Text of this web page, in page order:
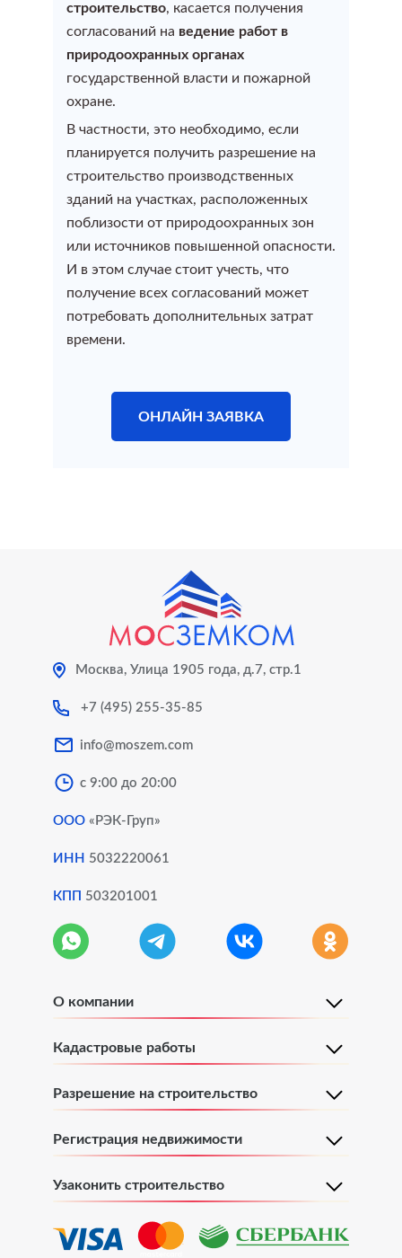
Постановка на кадастровый учет дома
Поэтажный план и экспликация объекта
Поэтажный план и экспликация квартиры
Поэтажный план и экспликация объекта
Поэтажный план и экспликация помещения
строительство, касается получения
согласований на ведение работ в
природоохранных органах
государственной власти и пожарной
охране.
В частности, это необходимо, если
планируется получить разрешение на
строительство производственных
зданий на участках, расположенных
поблизости от природоохранных зон
или источников повышенной опасности.
И в этом случае стоит учесть, что
получение всех согласований может
потребовать дополнительных затрат
времени.
ОНЛАЙН ЗАЯВКА
Москва, Улица 1905 года, д.7, стр.1
+7 (495) 255-35-85
info@moszem.com
с 9:00 до 20:00
ООО «РЭК-Груп»
ИНН 5032220061
КПП 503201001
О компании
Кадастровые работы
Разрешение на строительство
Регистрация недвижимости
Узаконить строительство